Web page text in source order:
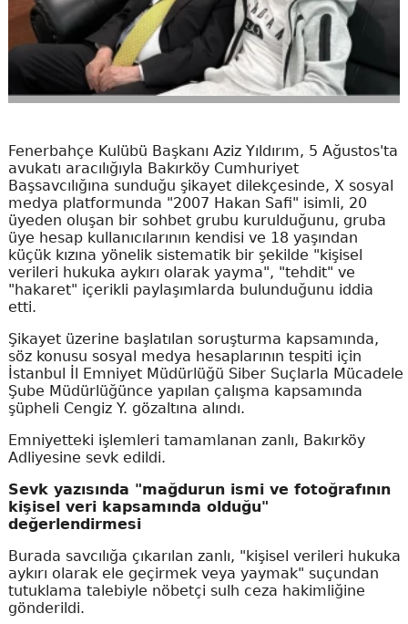
Fenerbahçe Kulübü Başkanı Aziz Yıldırım, 5 Ağustos'ta
avukatı aracılığıyla Bakırköy Cumhuriyet
Başsavcılığına sunduğu şikayet dilekçesinde, X sosyal
medya platformunda "2007 Hakan Safi" isimli, 20
üyeden oluşan bir sohbet grubu kurulduğunu, gruba
üye hesap kullanıcılarının kendisi ve 18 yaşından
küçük kızına yönelik sistematik bir şekilde "kişisel
verileri hukuka aykırı olarak yayma", "tehdit" ve
"hakaret" içerikli paylaşımlarda bulunduğunu iddia
etti.
Şikayet üzerine başlatılan soruşturma kapsamında,
söz konusu sosyal medya hesaplarının tespiti için
İstanbul İl Emniyet Müdürlüğü Siber Suçlarla Mücadele
Şube Müdürlüğünce yapılan çalışma kapsamında
şüpheli Cengiz Y. gözaltına alındı.
Emniyetteki işlemleri tamamlanan zanlı, Bakırköy
Adliyesine sevk edildi.
Sevk yazısında "mağdurun ismi ve fotoğrafının
kişisel veri kapsamında olduğu"
değerlendirmesi
Burada savcılığa çıkarılan zanlı, "kişisel verileri hukuka
aykırı olarak ele geçirmek veya yaymak" suçundan
tutuklama talebiyle nöbetçi sulh ceza hakimliğine
gönderildi.